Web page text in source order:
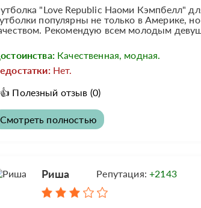
"Love Republic Наоми Кэмпбелл"
популярны не только в Америке,
Рекомендую всем молодым
Качественная, модная.
Нет.
👍 Полезный отзыв (0)
Смотреть полностью
Риша Репутация:+2143